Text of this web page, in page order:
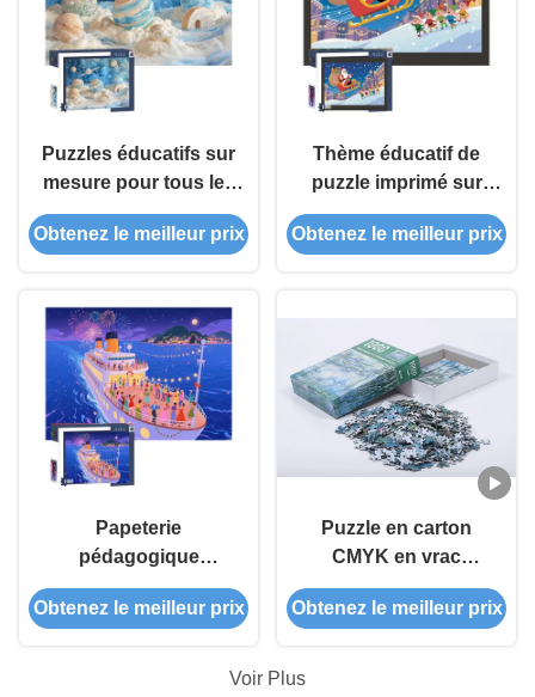
Puzzles éducatifs sur
mesure pour tous les
âges
Obtenez le meilleur prix
Thème éducatif de
puzzle imprimé sur
mesure de 1000
pièces
Obtenez le meilleur prix
Papeterie
pédagogique
imprimée sur mesure
Obtenez le meilleur prix
Puzzle en carton
CMYK en vrac
Impression
personnalisée Puzzle
Obtenez le meilleur prix
Voir Plus